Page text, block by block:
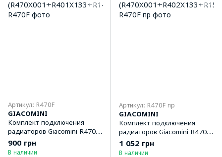
Артикул: R470F
GIACOMINI
Комплект подключения
радиаторов Giacomini R470F
угловой
(R470X001+R401X133+R14X
900 грн
В наличии
Артикул: R470F пр
GIACOMINI
Комплект подключения
радиаторов Giacomini R470F
прямой
(R470X001+R402X133+R15X
1 052 грн
В наличии